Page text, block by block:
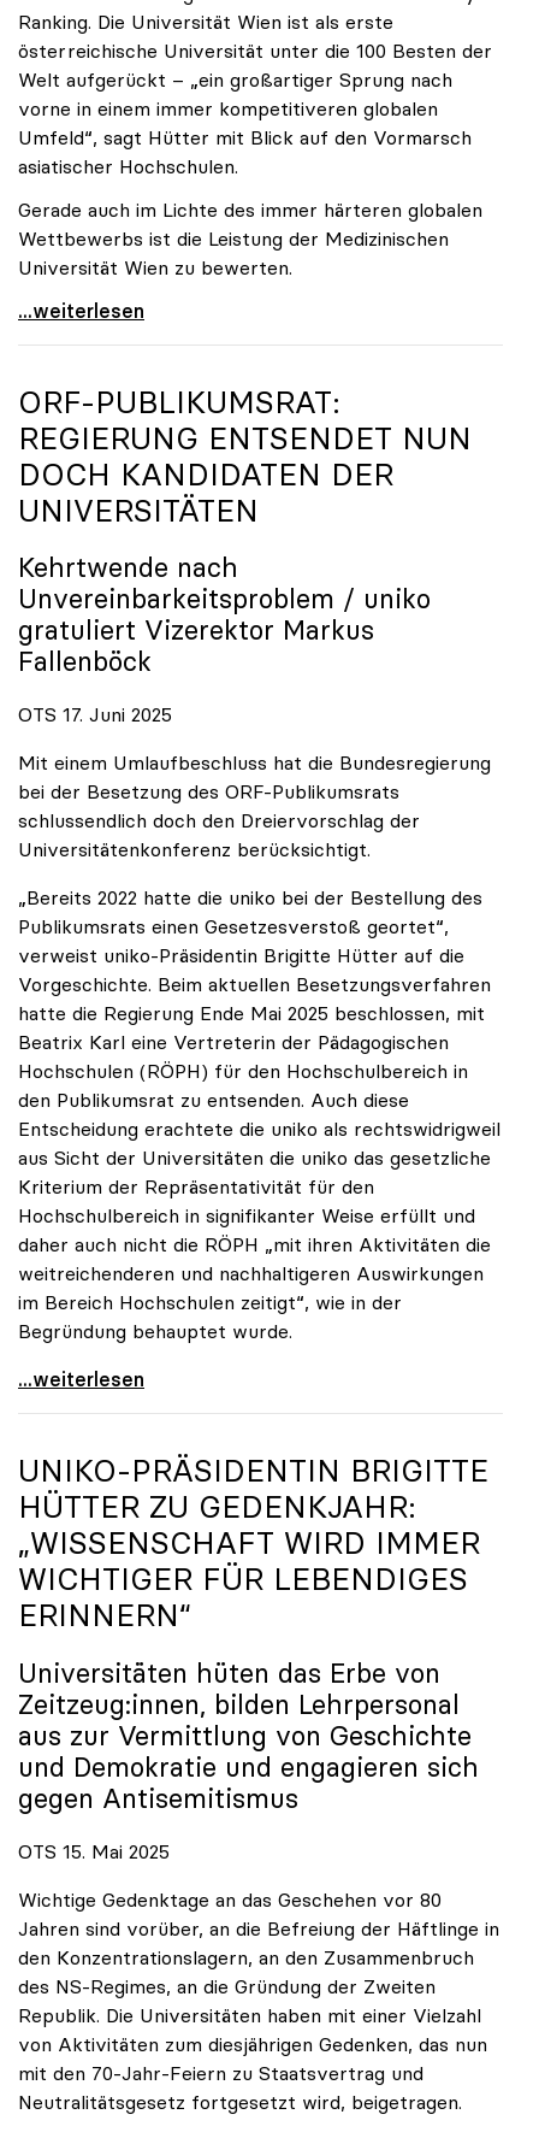
Ranking. Die Universität Wien ist als erste
österreichische Universität unter die 100 Besten der
Welt aufgerückt – „ein großartiger Sprung nach
vorne in einem immer kompetitiveren globalen
Umfeld“, sagt Hütter mit Blick auf den Vormarsch
asiatischer Hochschulen.
Gerade auch im Lichte des immer härteren globalen
Wettbewerbs ist die Leistung der Medizinischen
Universität Wien zu bewerten.
„Top-Rankingplätze heimischer Universitäten geben
...weiterlesen
ORF-PUBLIKUMSRAT:
REGIERUNG ENTSENDET NUN
DOCH KANDIDATEN DER
UNIVERSITÄTEN
Kehrtwende nach
Unvereinbarkeitsproblem / uniko
gratuliert Vizerektor Markus
Fallenböck
OTS 17. Juni 2025
Mit einem Umlaufbeschluss hat die Bundesregierung
bei der Besetzung des ORF-Publikumsrats
schlussendlich doch den Dreiervorschlag der
Universitätenkonferenz berücksichtigt.
„Bereits 2022 hatte die uniko bei der Bestellung des
Publikumsrats einen Gesetzesverstoß geortet“,
verweist uniko-Präsidentin Brigitte Hütter auf die
Vorgeschichte. Beim aktuellen Besetzungsverfahren
hatte die Regierung Ende Mai 2025 beschlossen, mit
Beatrix Karl eine Vertreterin der Pädagogischen
Hochschulen (RÖPH) für den Hochschulbereich in
den Publikumsrat zu entsenden. Auch diese
Entscheidung erachtete die uniko als rechtswidrigweil
aus Sicht der Universitäten die uniko das gesetzliche
Kriterium der Repräsentativität für den
Hochschulbereich in signifikanter Weise erfüllt und
daher auch nicht die RÖPH „mit ihren Aktivitäten die
weitreichenderen und nachhaltigeren Auswirkungen
im Bereich Hochschulen zeitigt“, wie in der
Begründung behauptet wurde.
ORF-Publikumsrat: Regierung entsendet nun doch
...weiterlesen
UNIKO-PRÄSIDENTIN BRIGITTE
HÜTTER ZU GEDENKJAHR:
„WISSENSCHAFT WIRD IMMER
WICHTIGER FÜR LEBENDIGES
ERINNERN“
Universitäten hüten das Erbe von
Zeitzeug:innen, bilden Lehrpersonal
aus zur Vermittlung von Geschichte
und Demokratie und engagieren sich
gegen Antisemitismus
OTS 15. Mai 2025
Wichtige Gedenktage an das Geschehen vor 80
Jahren sind vorüber, an die Befreiung der Häftlinge in
den Konzentrationslagern, an den Zusammenbruch
des NS-Regimes, an die Gründung der Zweiten
Republik. Die Universitäten haben mit einer Vielzahl
von Aktivitäten zum diesjährigen Gedenken, das nun
mit den 70-Jahr-Feiern zu Staatsvertrag und
Neutralitätsgesetz fortgesetzt wird, beigetragen.